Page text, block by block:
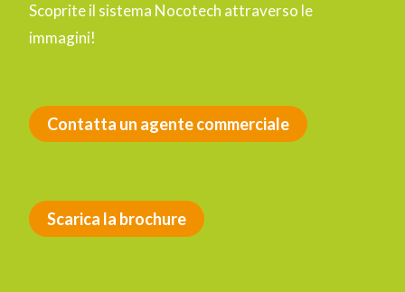
Scoprite il sistema Nocotech attraverso le
immagini!
Contatta un agente commerciale
Scarica la brochure